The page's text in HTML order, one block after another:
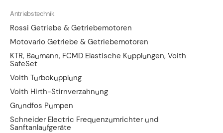
Antriebstechnik
Rossi Getriebe & Getriebemotoren
Motovario Getriebe & Getriebemotoren
KTR, Baumann, FCMD Elastische Kupplungen, Voith
SafeSet
Voith Turbokupplung
Voith Hirth-Stirnverzahnung
Grundfos Pumpen
Schneider Electric Frequenzumrichter und
Sanftanlaufgeräte